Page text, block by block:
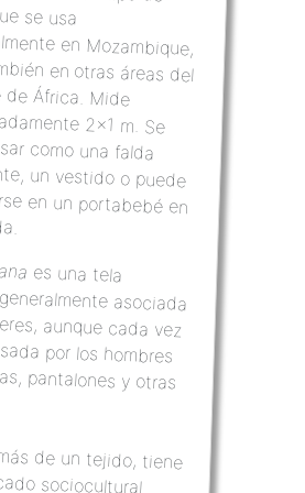
es una tela
africana generalmente asociada
a las mujeres, aunque cada vez
es más usada por los hombres
en camisas, pantalones y otras
de un tejido, tiene
sociocultural
regalar una
es un gesto de
social y tiene
simbólico para quien